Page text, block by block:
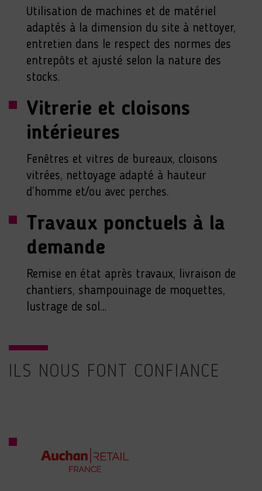
Utilisation de machines et de matériel
adaptés à la dimension du site à nettoyer,
entretien dans le respect des normes des
entrepôts et ajusté selon la nature des
stocks.
Vitrerie et cloisons
intérieures
Fenêtres et vitres de bureaux, cloisons
vitrées, nettoyage adapté à hauteur
d’homme et/ou avec perches.
Travaux ponctuels à la
demande
Remise en état après travaux, livraison de
chantiers, shampouinage de moquettes,
lustrage de sol…
ILS NOUS FONT CONFIANCE